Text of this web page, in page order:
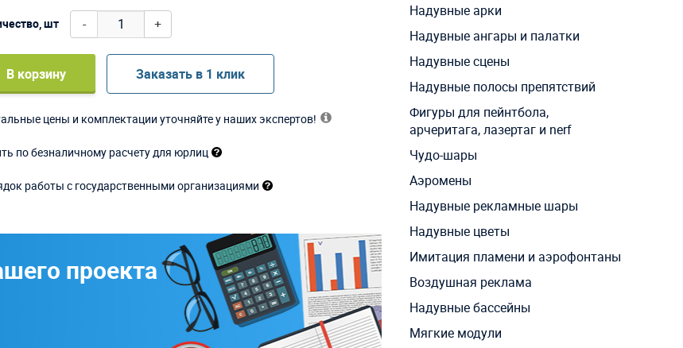
шт - +
В корзину Заказать в 1 клик
цены и комплектации уточняйте у наших экспертов!
по безналичному расчету для юрлиц
работы с государственными организациями
проекта
Надувные арки
Надувные ангары и палатки
Надувные сцены
Надувные полосы препятствий
Фигуры для пейнтбола,
арчеритага, лазертаг и nerf
Чудо-шары
Аэромены
Надувные рекламные шары
Надувные цветы
Имитация пламени и аэрофонтаны
Воздушная реклама
Надувные бассейны
Мягкие модули